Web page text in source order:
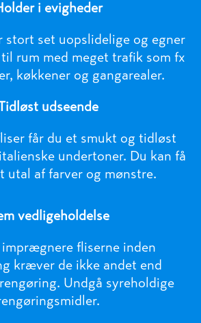
i evigheder
stort set uopslidelige og egner
rum med meget trafik som fx
køkkener og gangarealer.
udseende
får du et smukt og tidløst
undertoner. Du kan få
utal af farver og mønstre.
vedligeholdelse
fliserne inden
kræver de ikke andet end
Undgå syreholdige